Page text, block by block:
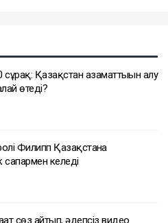
сұрақ: Қазақстан азаматтығын алу
өтеді?
Филипп Қазақстанға
сапармен келеді